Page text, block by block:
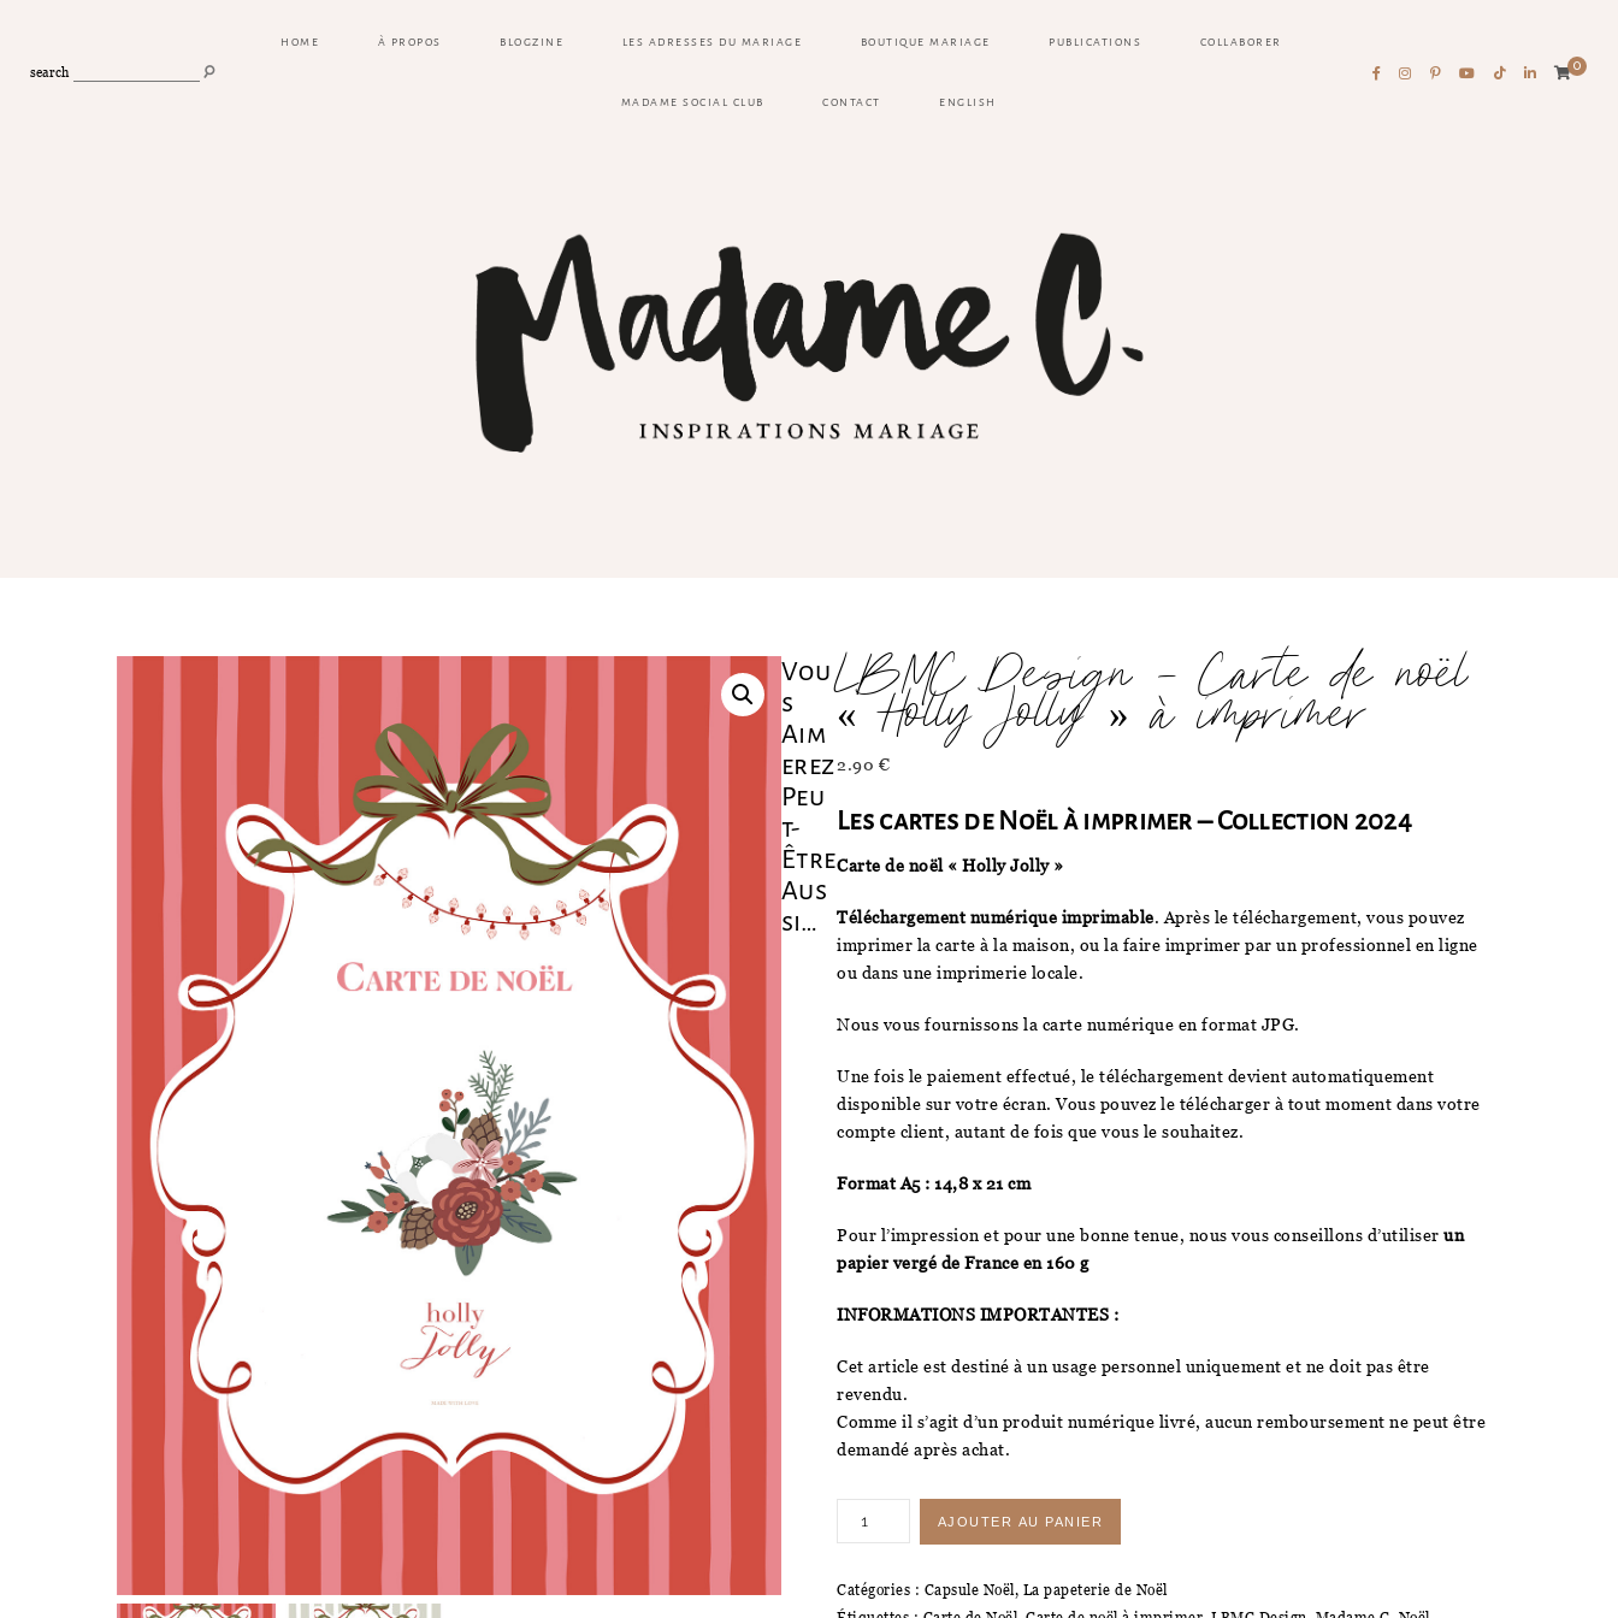
search
HOME À PROPOS BLOGZINE LES ADRESSES DU MARIAGE BOUTIQUE MARIAGE PUBLICATIONS COLLABORER
MADAME SOCIAL CLUB CONTACT ENGLISH
0
LBMC Design – Carte de noël
« Holly Jolly » à imprimer
2.90 €
Les cartes de Noël à imprimer – Collection 2024
Carte de noël « Holly Jolly »
Téléchargement numérique imprimable. Après le téléchargement, vous pouvez
imprimer la carte à la maison, ou la faire imprimer par un professionnel en ligne
ou dans une imprimerie locale.
Nous vous fournissons la carte numérique en format JPG.
Une fois le paiement effectué, le téléchargement devient automatiquement
disponible sur votre écran. Vous pouvez le télécharger à tout moment dans votre
compte client, autant de fois que vous le souhaitez.
Format A5 : 14,8 x 21 cm
Pour l’impression et pour une bonne tenue, nous vous conseillons d’utiliser un
papier vergé de France en 160 g
INFORMATIONS IMPORTANTES :
Cet article est destiné à un usage personnel uniquement et ne doit pas être
revendu.
Comme il s’agit d’un produit numérique livré, aucun remboursement ne peut être
demandé après achat.
de
Design
AJOUTER AU PANIER
Catégories : Capsule Noël, La papeterie de Noël
Vou
S
Aim
Erez
Peu
T-
Être
Aus
Si…